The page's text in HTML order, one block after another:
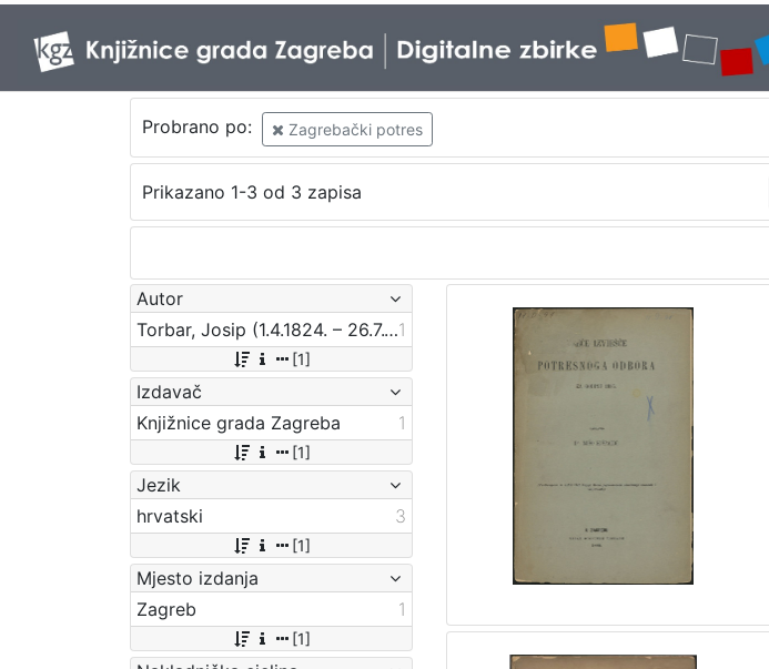
Probrano po: Zagrebački potres
Prikazano 1-3 od 3 zapisa
Autor
Torbar, Josip (1.4.1824. – 26.7.1900.)1
[1]
Izdavač
Knjižnice grada Zagreba
1
[1]
Jezik
hrvatski
3
[1]
Mjesto izdanja
Zagreb
1
[1]